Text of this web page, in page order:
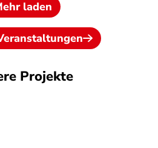
laden
Projekte